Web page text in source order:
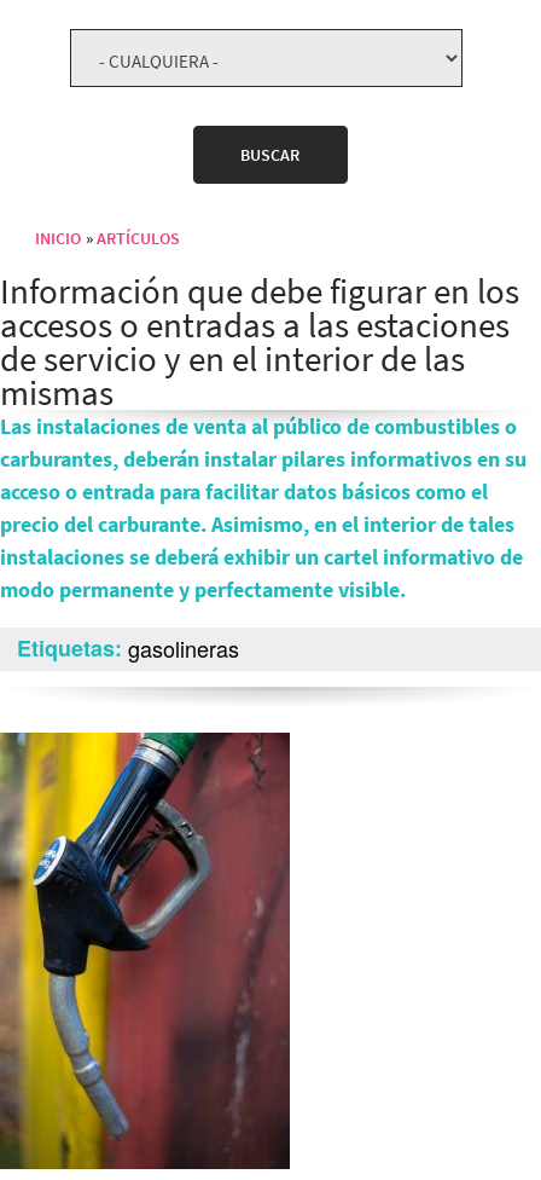
Sobrescribir enlaces de ayuda a la navegación
INICIO ARTÍCULOS
Información que debe figurar en los
accesos o entradas a las estaciones
de servicio y en el interior de las
mismas
Las instalaciones de venta al público de combustibles o
carburantes, deberán instalar pilares informativos en su
acceso o entrada para facilitar datos básicos como el
precio del carburante. Asimismo, en el interior de tales
instalaciones se deberá exhibir un cartel informativo de
modo permanente y perfectamente visible.
Etiquetas gasolineras